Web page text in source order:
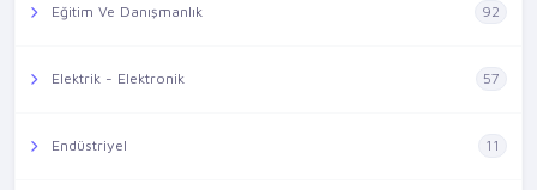
Eğitim Ve Danışmanlık 92
Elektrik - Elektronik 57
Endüstriyel 11